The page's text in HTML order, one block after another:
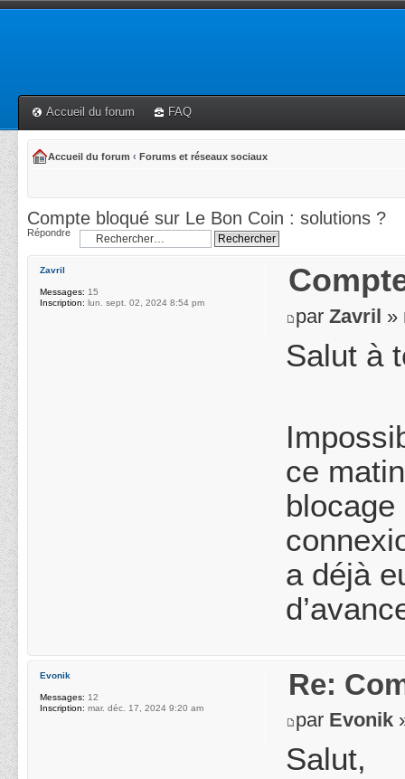
Accueil du forum FAQ
Accueil du forum ‹ Forums et réseaux sociaux
Compte bloqué sur Le Bon Coin : solutions ?
Répondre
parZavril »
Salut à
ce
blocage
a déjà
Zavril
Messages: 15
Inscription: lun. sept. 02, 2024 8:54 pm
Re:
par Evonik
Salut,
Evonik
Messages: 12
Inscription: mar. déc. 17, 2024 9:20 am